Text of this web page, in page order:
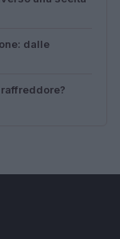
dalle